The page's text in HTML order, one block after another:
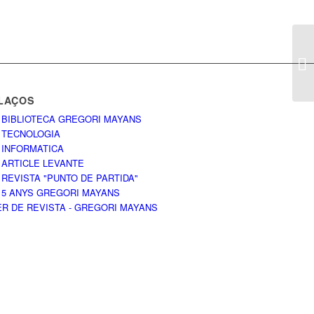
GREGORI MAYANS
LEVANTE
"PUNTO DE PARTIDA"
ANYS GREGORI MAYANS
DE REVISTA - GREGORI MAYANS